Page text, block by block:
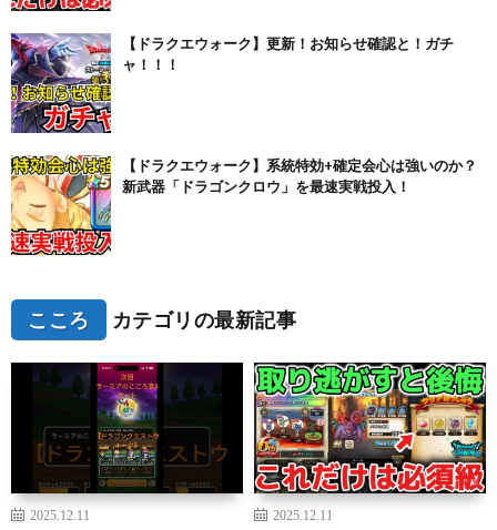
【ドラクエウォーク】更新！お知らせ確認と！ガチ
ャ！！！
【ドラクエウォーク】系統特効+確定会心は強いのか？
新武器「ドラゴンクロウ」を最速実戦投入！
こころ カテゴリの最新記事
2025.12.11 2025.12.11